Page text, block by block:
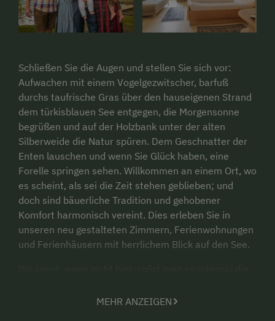
Schließen Sie die Augen und stellen Sie sich vor:
Aufwachen mit einem Vogelgezwitscher, barfuß
durchs taufrische Gras über den hauseigenen Strand
dem türkisblauen See entgegen, die Morgensonne
begrüßen und auf der Holzbank unter der alten
Silberweide die Natur spüren. Dem Geschnatter der
Enten lauschen und wenn Sie Glück haben, eine
Forelle springen sehen. Willkommen an einem Ort, wo
es scheint, als sei die Zeit stehen geblieben; und
doch sind bäuerliche Tradition und gehobener
Komfort harmonisch vereint. Dies erleben Sie in
unseren neu gestalteten Zimmern, Ferienwohnungen
und Ferienhäusern mit herrlichem Blick auf den See.
Spannendes und Interessantes… all das kannst du
MEHR ANZEIGEN